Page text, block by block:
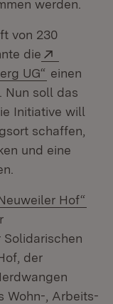
werden.
von 230
die
UG“ (Öffnet in
einen
Nun soll das
Initiative will
schaffen,
und eine
Hof“
der
Wohn-, Arbeits-